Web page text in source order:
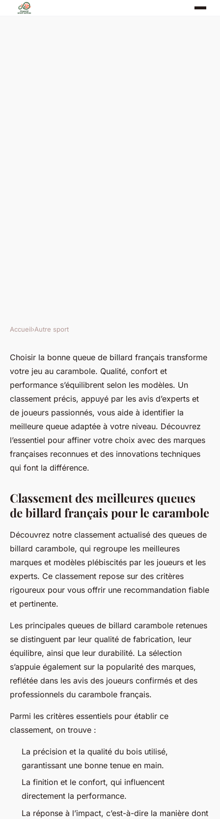
AUTRE SPORT
Les meilleures queues de
billard français pour le
carambole
Anaïs•17 février 2026•7 min de lecture
Accueil›Autre sport
Choisir la bonne queue de billard français transforme
votre jeu au carambole. Qualité, confort et
performance s’équilibrent selon les modèles. Un
classement précis, appuyé par les avis d’experts et
de joueurs passionnés, vous aide à identifier la
meilleure queue adaptée à votre niveau. Découvrez
l’essentiel pour affiner votre choix avec des marques
françaises reconnues et des innovations techniques
qui font la différence.
Classement des meilleures queues
de billard français pour le carambole
Découvrez notre classement actualisé des queues de
billard carambole, qui regroupe les meilleures
marques et modèles plébiscités par les joueurs et les
experts. Ce classement repose sur des critères
rigoureux pour vous offrir une recommandation fiable
et pertinente.
Les principales queues de billard carambole retenues
se distinguent par leur qualité de fabrication, leur
équilibre, ainsi que leur durabilité. La sélection
s’appuie également sur la popularité des marques,
reflétée dans les avis des joueurs confirmés et des
professionnels du carambole français.
Parmi les critères essentiels pour établir ce
classement, on trouve :
La précision et la qualité du bois utilisé,
garantissant une bonne tenue en main.
La finition et le confort, qui influencent
directement la performance.
La réponse à l’impact, c’est-à-dire la manière dont